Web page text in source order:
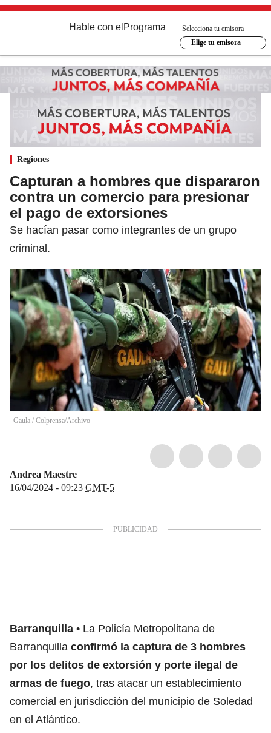
Hable con el Programa
Selecciona tu emisora
Elige tu emisora
Regiones
Capturan a hombres que dispararon
contra un comercio para presionar
el pago de extorsiones
Se hacían pasar como integrantes de un grupo
criminal.
Gaula / Colprensa/Archivo
Andrea Maestre
16/04/2024 - 09:23 GMT-5
Barranquilla
La Policía Metropolitana de
Barranquilla confirmó la captura de 3 hombres
por los delitos de extorsión y porte ilegal de
armas de fuego, tras atacar un establecimiento
comercial en jurisdicción del municipio de Soledad
en el Atlántico.